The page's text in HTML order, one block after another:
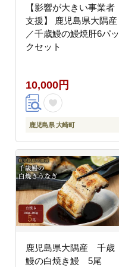
【影響が大きい事業者
支援】 鹿児島県大隅産
／千歳鰻の鰻焼肝6パッ
クセット
10,000円
鹿児島県 大崎町
鹿児島県大隅産 千歳
鰻の白焼き鰻 5尾